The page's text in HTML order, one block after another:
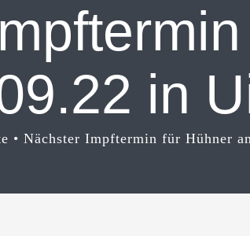
in
Nächster Impftermin für Hühner